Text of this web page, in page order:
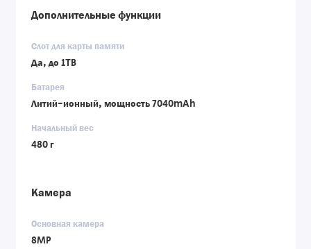
Дополнительные функции
Слот для карты памяти
Да, до 1TB
Батарея
Литий-ионный, мощность 7040mAh
Начальный вес
480 г
Камера
Основная камера
8MP